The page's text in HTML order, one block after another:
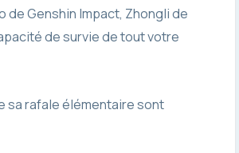
Genshin Impact, Zhongli de
de survie de tout votre
sa rafale élémentaire sont